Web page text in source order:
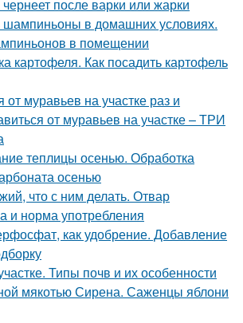
после варки или жарки
шампиньоны в домашних условиях.
в помещении
картофеля. Как посадить картофель
от муравьев на участке раз и
от муравьев на участке – ТРИ
теплицы осенью. Обработка
осенью
что с ним делать. Отвар
и норма употребления
как удобрение. Добавление
Типы почв и их особенности
мякотью Сирена. Саженцы яблони